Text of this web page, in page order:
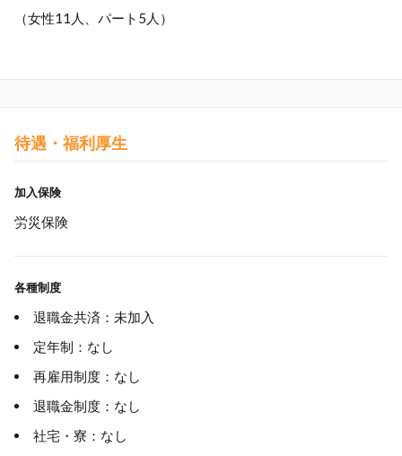
（女性11人、パート5人）
待遇・福利厚生
加入保険
労災保険
各種制度
退職金共済：未加入
定年制：なし
再雇用制度：なし
退職金制度：なし
社宅・寮：なし